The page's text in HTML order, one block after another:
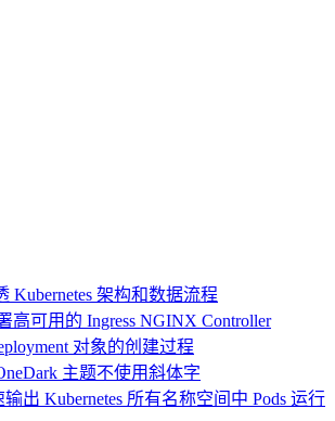
Kubernetes 架构和数据流程
高可用的 Ingress NGINX Controller
对象的创建过程
主题不使用斜体字
出 Kubernetes 所有名称空间中 Pods 运行